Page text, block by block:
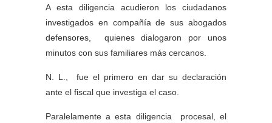
A esta diligencia acudieron los ciudadanos
investigados en compañía de sus abogados
defensores, quienes dialogaron por unos
minutos con sus familiares más cercanos.
N. L., fue el primero en dar su declaración
ante el fiscal que investiga el caso.
Paralelamente a esta diligencia procesal, el